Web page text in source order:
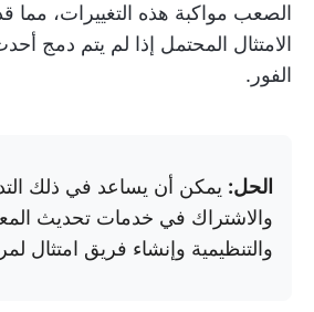
الصعب مواكبة هذه التغييرات، مما
الامتثال المحتمل إذا لم يتم دمج
الفور.
الحل: يمكن أن يساعد في ذلك
والاشتراك في خدمات تحديث
والتنظيمية وإنشاء فريق امتثال